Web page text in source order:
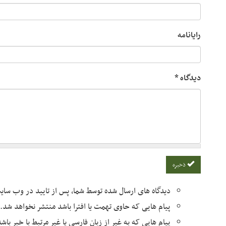
رایانامه
دیدگاه*
دیدگاه های ارسال شده توسط شما، پس از تایید در وب
پیام هایی که حاوی تهمت یا افترا باشد منتشر نخواهد شد.
پیام هایی که به غیر از زبان فارسی یا غیر مرتبط با خبر